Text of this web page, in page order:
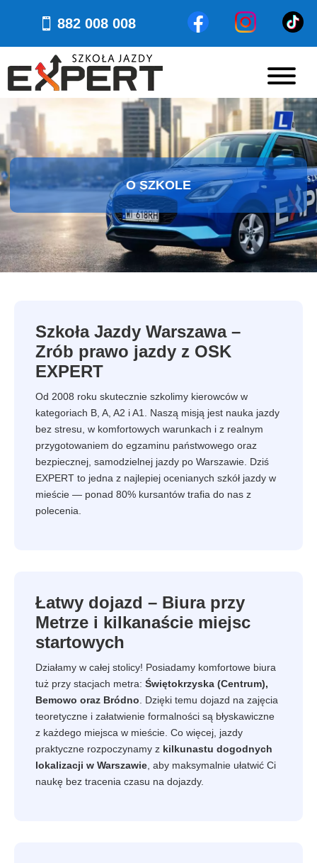
882 008 008
O SZKOLE
Szkoła Jazdy Warszawa –
Zrób prawo jazdy z OSK
EXPERT
Od 2008 roku skutecznie szkolimy kierowców w
kategoriach B, A, A2 i A1. Naszą misją jest nauka jazdy
bez stresu, w komfortowych warunkach i z realnym
przygotowaniem do egzaminu państwowego oraz
bezpiecznej, samodzielnej jazdy po Warszawie. Dziś
EXPERT to jedna z najlepiej ocenianych szkół jazdy w
mieście — ponad 80% kursantów trafia do nas z
polecenia.
Łatwy dojazd – Biura przy
Metrze i kilkanaście miejsc
startowych
Działamy w całej stolicy! Posiadamy komfortowe biura
tuż przy stacjach metra: Świętokrzyska (Centrum),
Bemowo oraz Bródno . Dzięki temu dojazd na zajęcia
teoretyczne i załatwienie formalności są błyskawiczne
z każdego miejsca w mieście. Co więcej, jazdy
praktyczne rozpoczynamy z kilkunastu dogodnych
lokalizacji w Warszawie , aby maksymalnie ułatwić Ci
naukę bez tracenia czasu na dojazdy.